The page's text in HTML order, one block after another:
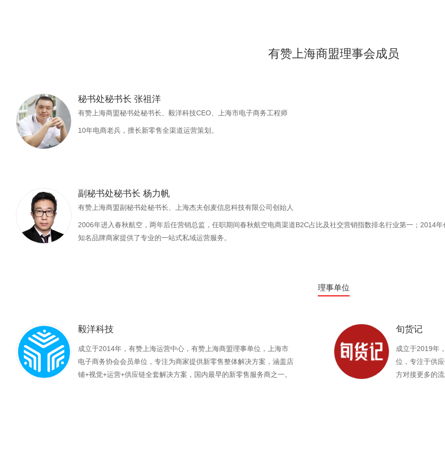
有赞上海商盟理事会成员
秘书处秘书长 张祖洋
有赞上海商盟秘书处秘书长、毅洋科技CEO、上海市电子商务工程师
10年电商老兵，擅长新零售全渠道运营策划。
副秘书处秘书长 杨力帆
有赞上海商盟副秘书处秘书长、上海杰夫创麦信息科技有限公司创始人
2006年进入春秋航空，两年后任营销总监，任职期间春秋航空电商渠道B2C占比及社交营销指数排名行业第一；2014
知名品牌商家提供了专业的一站式私域运营服务。
理事单位
毅洋科技
成立于2014年，有赞上海运营中心，有赞上海商盟理事单位，上海市
电子商务协会会员单位，专注为商家提供新零售整体解决方案，涵盖店
铺+视觉+运营+供应链全套解决方案，国内最早的新零售服务商之一。
旬货记
成立于2019年
位，专注于供
方对接更多的